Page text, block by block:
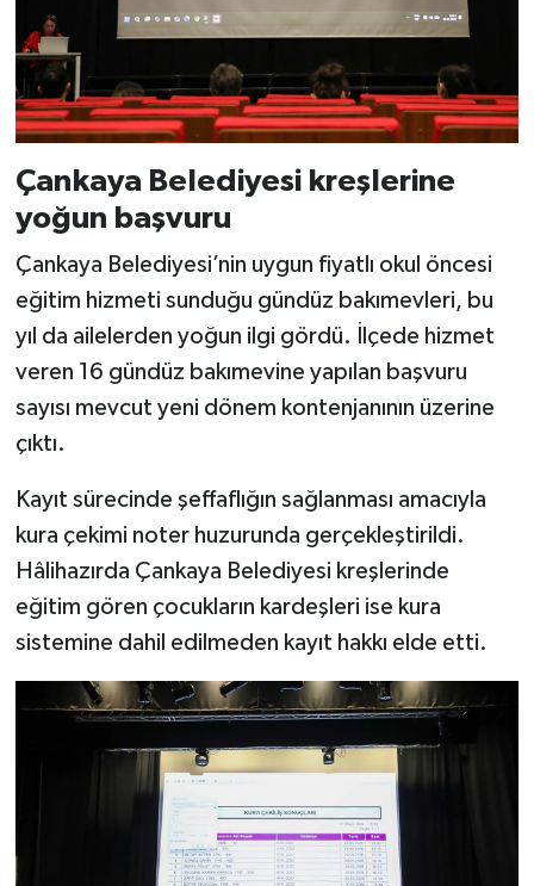
Çankaya Belediyesi kreşlerine
yoğun başvuru
Çankaya Belediyesi’nin uygun fiyatlı okul öncesi
eğitim hizmeti sunduğu gündüz bakımevleri, bu
yıl da ailelerden yoğun ilgi gördü. İlçede hizmet
veren 16 gündüz bakımevine yapılan başvuru
sayısı mevcut yeni dönem kontenjanının üzerine
çıktı.
Kayıt sürecinde şeffaflığın sağlanması amacıyla
kura çekimi noter huzurunda gerçekleştirildi.
Hâlihazırda Çankaya Belediyesi kreşlerinde
eğitim gören çocukların kardeşleri ise kura
sistemine dahil edilmeden kayıt hakkı elde etti.